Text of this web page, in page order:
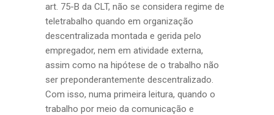
art. 75-B da CLT, não se considera regime de
teletrabalho quando em organização
descentralizada montada e gerida pelo
empregador, nem em atividade externa,
assim como na hipótese de o trabalho não
ser preponderantemente descentralizado.
Com isso, numa primeira leitura, quando o
trabalho por meio da comunicação e